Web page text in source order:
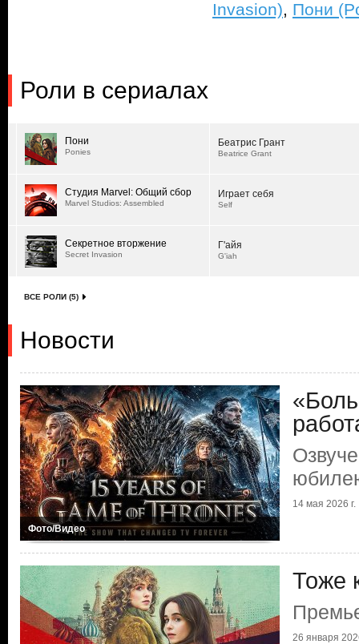
Invasion), Пони
Роли в сериалах
Пони
Ponies
Беатрис Грант
Beatrice Grant
Студия Marvel: Общий сбор
Marvel Studios: Assembled
Играет себя
Self
Секретное вторжение
Secret Invasion
Г'айя
G'iah
ВСЕ РОЛИ (5)
Новости
Фото/Видео
14 мая 2026 г.
Тоже
26 января